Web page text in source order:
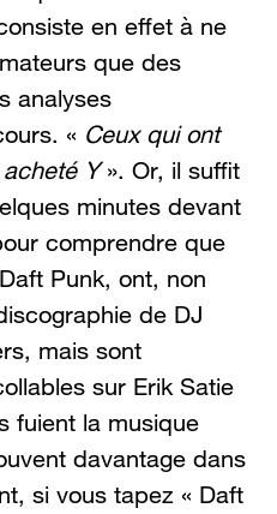
en effet à ne
que des
analyses
« Ceux qui ont
Y». Or, il suffit
minutes devant
comprendre que
Punk, ont, non
de DJ
mais sont
sur Erik Satie
fuient la musique
davantage dans
si vous tapez « Daft